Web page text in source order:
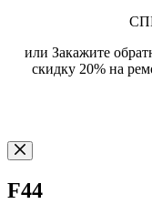
или Закажите
скидку 20% на
F44